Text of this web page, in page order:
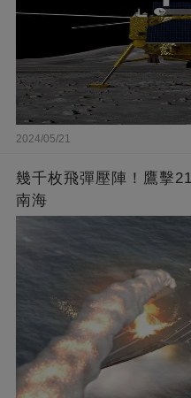
2024/05/21
幾千枚飛彈壓陣！鷹擊
南海